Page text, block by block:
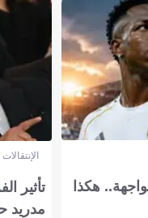
هكذا
الإنتقالات
تأثير
مدريد